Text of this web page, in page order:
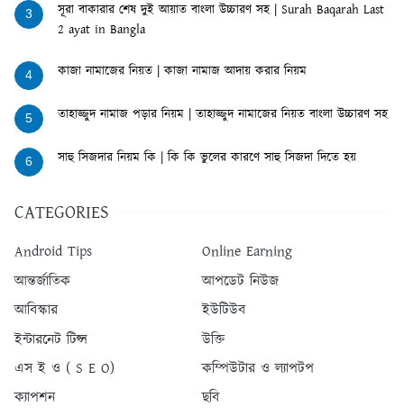
3
সূরা বাকারার শেষ দুই আয়াত বাংলা উচ্চারণ সহ | Surah Baqarah Last
2 ayat in Bangla
4 কাজা নামাজের নিয়ত | কাজা নামাজ আদায় করার নিয়ম
5 তাহাজ্জুদ নামাজ পড়ার নিয়ম | তাহাজ্জুদ নামাজের নিয়ত বাংলা উচ্চারণ সহ
6 সাহু সিজদার নিয়ম কি | কি কি ভুলের কারণে সাহু সিজদা দিতে হয়
CATEGORIES
Android Tips
Online Earning
আন্তর্জাতিক
আপডেট নিউজ
আবিস্কার
ইউটিউব
ইন্টারনেট টিপ্স
উক্তি
এস ই ও ( S E O)
কম্পিউটার ও ল্যাপটপ
ক্যাপশন
ছবি